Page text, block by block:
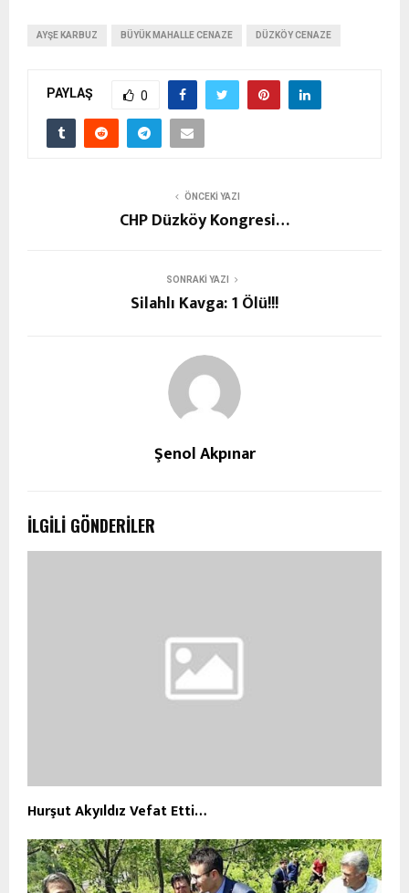
AYŞE KARBUZ BÜYÜK MAHALLE CENAZE DÜZKÖY CENAZE
PAYLAŞ 0
ÖNCEKI YAZI
CHP Düzköy Kongresi…
SONRAKI YAZI
Silahlı Kavga: 1 Ölü!!!
Şenol Akpınar
İLGILI GÖNDERILER
Hurşut Akyıldız Vefat Etti…